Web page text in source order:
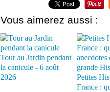
Vous aimerez aussi :
Tour au Jardin pendant
la canicule - 6 août
2026
Petites
France :